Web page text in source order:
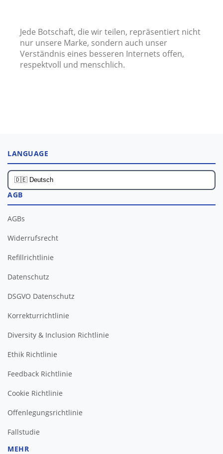
Jede Botschaft, die wir teilen, repräsentiert nicht
nur unsere Marke, sondern auch unser
Verständnis eines besseren Internets offen,
respektvoll und menschlich.
LANGUAGE
AGB
AGBs
Widerrufsrecht
Refillrichtlinie
Datenschutz
DSGVO Datenschutz
Korrekturrichtlinie
Diversity & Inclusion Richtlinie
Ethik Richtlinie
Feedback Richtlinie
Cookie Richtlinie
Offenlegungsrichtlinie
Fallstudie
MEHR